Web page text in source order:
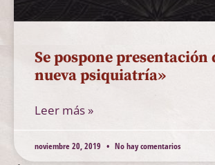
Se pospone presentación
nueva psiquiatría»
Leer más »
noviembre 20, 2019 No hay comentarios